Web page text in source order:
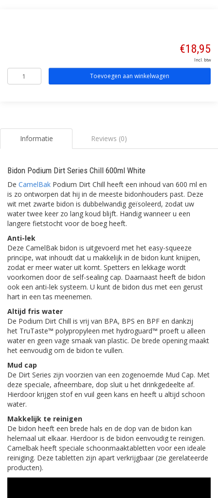
€18,95
Incl. btw
Toevoegen aan winkelwagen
Informatie Reviews (0)
Bidon Podium Dirt Series Chill 600ml White
De CamelBak Podium Dirt Chill heeft een inhoud van 600 ml en
is zo ontworpen dat hij in de meeste bidonhouders past. Deze
wit met zwarte bidon is dubbelwandig geïsoleerd, zodat uw
water twee keer zo lang koud blijft. Handig wanneer u een
langere fietstocht voor de boeg heeft.
Anti-lek
Deze CamelBak bidon is uitgevoerd met het easy-squeeze
principe, wat inhoudt dat u makkelijk in de bidon kunt knijpen,
zodat er meer water uit komt. Spetters en lekkage wordt
voorkomen door de self-sealing cap. Daarnaast heeft de bidon
ook een anti-lek systeem. U kunt de bidon dus met een gerust
hart in een tas meenemen.
Altijd fris water
De Podium Dirt Chill is vrij van BPA, BPS en BPF en dankzij
het TruTaste™ polypropyleen met hydroguard™ proeft u alleen
water en geen vage smaak van plastic. De brede opening maakt
het eenvoudig om de bidon te vullen.
Mud cap
De Dirt Series zijn voorzien van een zogenoemde Mud Cap. Met
deze speciale, afneembare, dop sluit u het drinkgedeelte af.
Hierdoor krijgen stof en vuil geen kans en heeft u altijd schoon
water.
Makkelijk te reinigen
De bidon heeft een brede hals en de dop van de bidon kan
helemaal uit elkaar. Hierdoor is de bidon eenvoudig te reinigen.
Camelbak heeft speciale schoonmaaktabletten voor een ideale
reiniging. Deze tabletten zijn apart verkrijgbaar (zie gerelateerde
producten).